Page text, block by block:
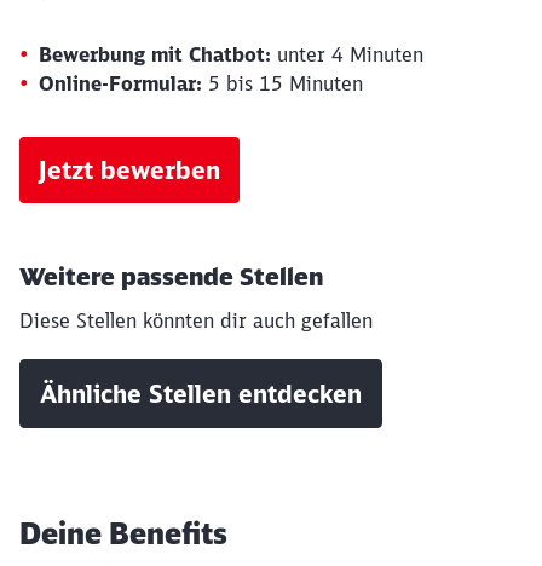
Bewerbung mit Chatbot: unter 4 Minuten
Online-Formular: 5 bis 15 Minuten
Jetzt bewerben
Weitere passende Stellen
Diese Stellen könnten dir auch gefallen
Ähnliche Stellen entdecken
Deine Benefits